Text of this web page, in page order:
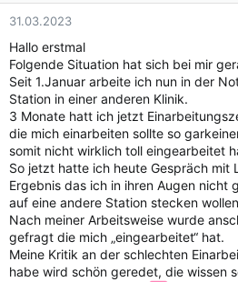
31.03.2023
Hallo erstmal
Folgende Situation hat sich bei mir
Seit 1.Januar arbeite ich nun in der
Station in einer anderen Klinik.
3 Monate hatt ich jetzt
die mich einarbeiten sollte so
somit nicht wirklich toll eingearbeitet
So jetzt hatte ich heute Gespräch mit
Ergebnis das ich in ihren Augen nicht
auf eine andere Station stecken
Nach meiner Arbeitsweise wurde
gefragt die mich „eingearbeitet“ hat.
Meine Kritik an der schlechten
habe wird schön geredet, die wissen